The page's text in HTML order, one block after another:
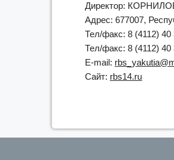
Директор:
Адрес: 677007,
Тел/факс: 8 (4112) 40
Тел/факс: 8 (4112) 40
E-mail:
Сайт: rbs14.ru